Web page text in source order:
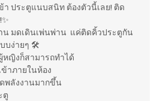
ประตูแนบสนิท ต้องตัวนี้เลย! ติด
มดเดินเพ่นพ่าน แค่ติดคิ้วประตูกัน
บง่ายๆ 🛠️
หญิงก็สามารถทำได้
าภายในห้อง
พลังงานมากขึ้น
ตู